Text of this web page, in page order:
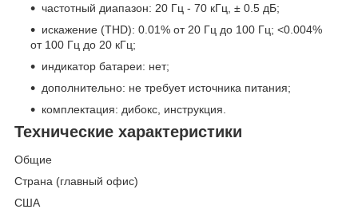
частотный диапазон: 20 Гц - 70 кГц, ± 0.5 дБ;
искажение (THD): 0.01% от 20 Гц до 100 Гц; <0.004%
от 100 Гц до 20 кГц;
индикатор батареи: нет;
дополнительно: не требует источника питания;
комплектация: дибокс, инструкция.
Технические характеристики
Общие
Страна (главный офис)
США